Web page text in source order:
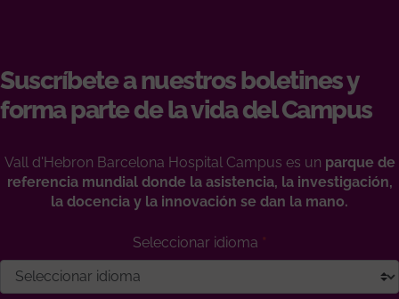
Suscríbete a nuestros boletines y
forma parte de la vida del Campus
Vall d'Hebron Barcelona Hospital Campus es un parque de
referencia mundial donde la asistencia, la investigación,
la docencia y la innovación se dan la mano.
Seleccionar idioma